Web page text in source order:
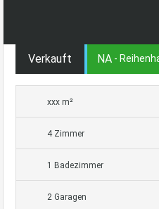
Verkauft NA -
xxx m²
4 Zimmer
1 Badezimmer
2 Garagen